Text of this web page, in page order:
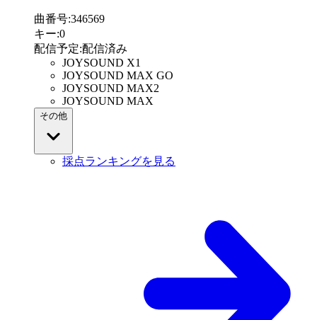
曲番号:346569
キー:0
配信予定:配信済み
JOYSOUND X1
JOYSOUND MAX GO
JOYSOUND MAX2
JOYSOUND MAX
その他
採点ランキングを見る